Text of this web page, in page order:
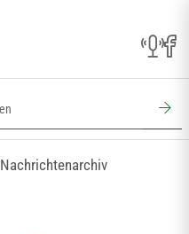
Nachrichtenarchiv